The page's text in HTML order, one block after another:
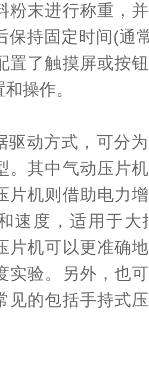
粉末进行称重，
保持固定时间(通
置了触摸屏或按
操作。
动方式，可分为
。其中气动压片
片机则借助电力
速度，适用于大
片机可以更准确
实验。另外，也
见的包括手持式